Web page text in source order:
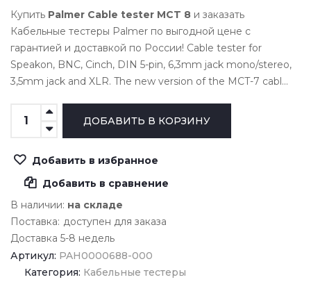
Купить Palmer Cable tester MCT 8 и заказать
Кабельные тестеры Palmer по выгодной цене с
гарантией и доставкой по России! Cable tester for
Speakon, BNC, Cinch, DIN 5-pin, 6,3mm jack mono/stereo,
3,5mm jack and XLR. The new version of the MCT-7 cabl...
Добавить в избранное
Добавить в сравнение
В наличии: на складе
Поставка: доступен для заказа
Доставка 5-8 недель
Артикул: PAH0000688-000
Категория: Кабельные тестеры